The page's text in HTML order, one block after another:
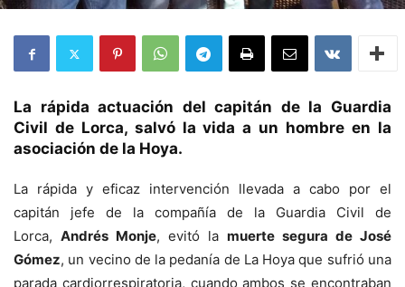
La rápida actuación del capitán de la Guardia
Civil de Lorca, salvó la vida a un hombre en la
asociación de la Hoya.
La rápida y eficaz intervención llevada a cabo por el
capitán jefe de la compañía de la Guardia Civil de
Lorca, Andrés Monje, evitó la muerte segura de José
Gómez, un vecino de la pedanía de La Hoya que sufrió una
parada cardiorrespiratoria, cuando ambos se encontraban